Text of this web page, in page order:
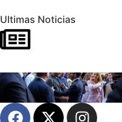
Ultimas Noticias